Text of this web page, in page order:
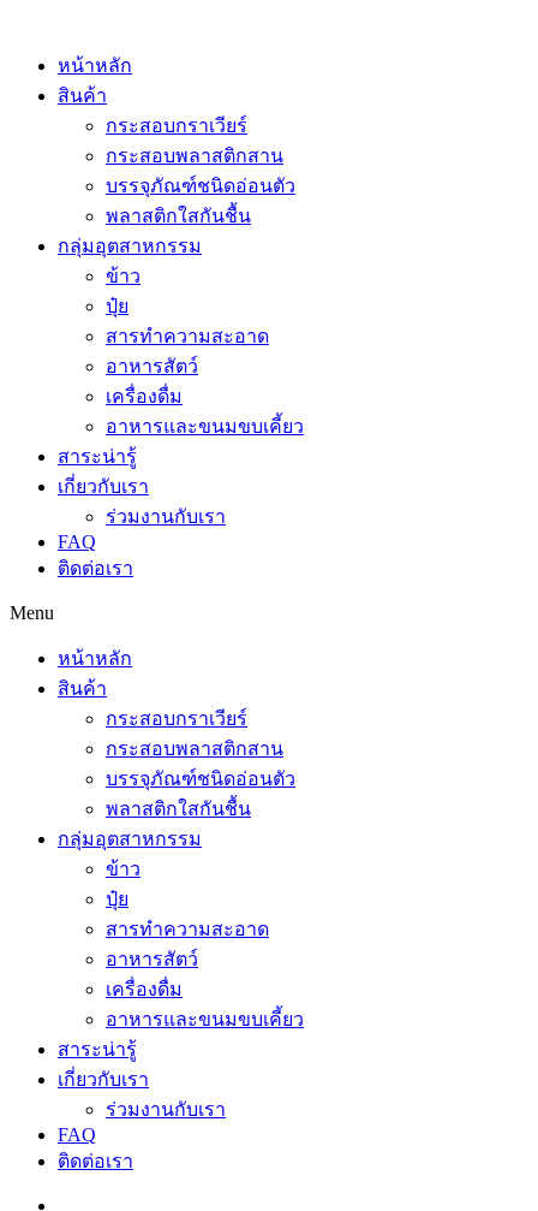
หน้าหลัก
สินค้า
กระสอบกราเวียร์
กระสอบพลาสติกสาน
บรรจุภัณฑ์ชนิดอ่อนตัว
พลาสติกใสกันชื้น
กลุ่มอุตสาหกรรม
ข้าว
ปุ๋ย
สารทำความสะอาด
อาหารสัตว์
เครื่องดื่ม
อาหารและขนมขบเคี้ยว
สาระน่ารู้
เกี่ยวกับเรา
ร่วมงานกับเรา
FAQ
ติดต่อเรา
Menu
หน้าหลัก
สินค้า
กระสอบกราเวียร์
กระสอบพลาสติกสาน
บรรจุภัณฑ์ชนิดอ่อนตัว
พลาสติกใสกันชื้น
กลุ่มอุตสาหกรรม
ข้าว
ปุ๋ย
สารทำความสะอาด
อาหารสัตว์
เครื่องดื่ม
อาหารและขนมขบเคี้ยว
สาระน่ารู้
เกี่ยวกับเรา
ร่วมงานกับเรา
FAQ
ติดต่อเรา